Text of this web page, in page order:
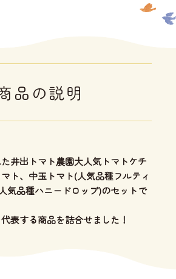
品の説明
井出トマト農園大人気トマトケチ
ト、中玉トマト(人気品種フルティ
気品種ハニードロップ)のセットで
表する商品を詰合せました！